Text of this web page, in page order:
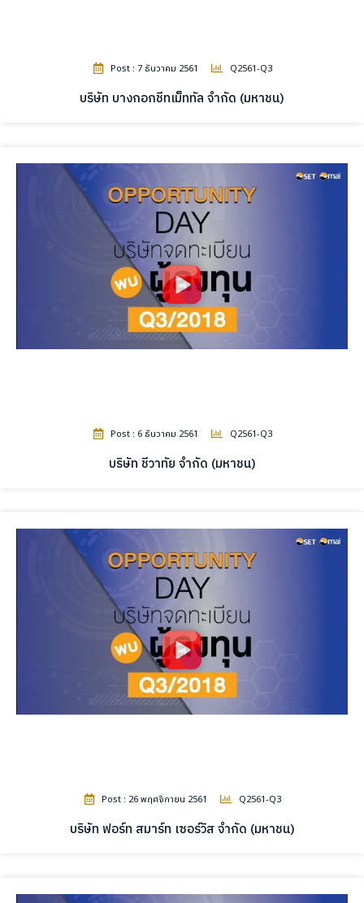
Post : 7 ธันวาคม 2561 Q2561-Q3
บริษัท บางกอกชีทเม็ททัล จำกัด (มหาชน)
Post : 6 ธันวาคม 2561 Q2561-Q3
บริษัท ชีวาทัย จำกัด (มหาชน)
Post : 26 พฤศจิกายน 2561 Q2561-Q3
บริษัท ฟอร์ท สมาร์ท เซอร์วิส จำกัด (มหาชน)